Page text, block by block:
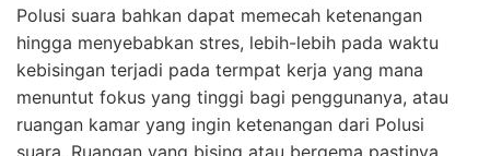
Polusi suara bahkan dapat memecah ketenangan
hingga menyebabkan stres, lebih-lebih pada waktu
kebisingan terjadi pada termpat kerja yang mana
menuntut fokus yang tinggi bagi penggunanya, atau
ruangan kamar yang ingin ketenangan dari Polusi
suara, Ruangan yang bising atau bergema pastinya